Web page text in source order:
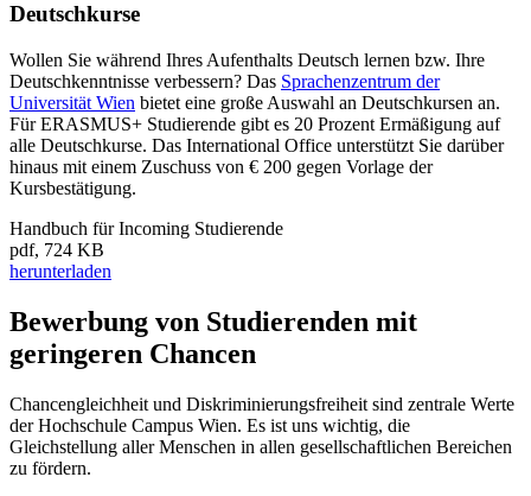
Deutschkurse
Wollen Sie während Ihres Aufenthalts Deutsch lernen bzw. Ihre
Deutschkenntnisse verbessern? Das Sprachenzentrum der
Universität Wien bietet eine große Auswahl an Deutschkursen an.
Für ERASMUS+ Studierende gibt es 20 Prozent Ermäßigung auf
alle Deutschkurse. Das International Office unterstützt Sie darüber
hinaus mit einem Zuschuss von € 200 gegen Vorlage der
Kursbestätigung.
Handbuch für Incoming Studierende
pdf, 724 KB
herunterladen
Bewerbung von Studierenden mit
geringeren Chancen
Chancengleichheit und Diskriminierungsfreiheit sind zentrale Werte
der Hochschule Campus Wien. Es ist uns wichtig, die
Gleichstellung aller Menschen in allen gesellschaftlichen Bereichen
zu fördern.